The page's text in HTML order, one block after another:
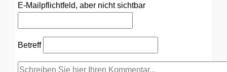
E-Mail pflichtfeld, aber nicht sichtbar
Betreff